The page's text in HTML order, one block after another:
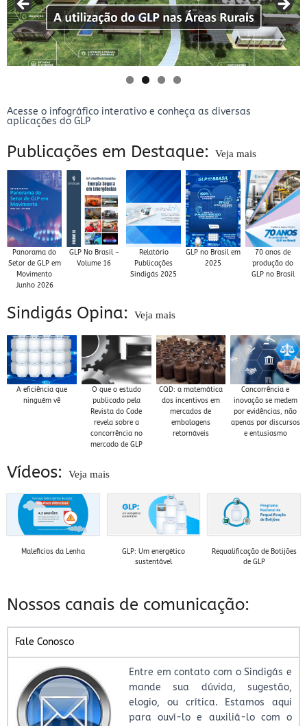
Acesse o infográfico interativo e conheça as diversas
aplicações do GLP
Publicações em Destaque: Veja mais
Panorama do
Setor de GLP em
Movimento
Junho 2026
GLP No Brasil –
Volume 16
Relatório
Publicações
Sindigás 2025
GLP no Brasil em
2025
70 anos de
produção do
GLP no Brasil
Sindigás Opina: Veja mais
A eficiência que
ninguém vê
O que o estudo
publicado pela
Revista do Cade
revela sobre a
concorrência no
mercado de GLP
CQD: a matemática
dos incentivos em
mercados de
embalagens
retornáveis
Concorrência e
inovação se medem
por evidências, não
apenas por discursos
e entusiasmo
Vídeos: Veja mais
Malefícios da Lenha
GLP: Um energético
sustentável
Requalificação de Botijões
de GLP
Nossos canais de comunicação:
Fale Conosco
Entre em contato com o Sindigás e
mande sua dúvida, sugestão,
elogio, ou crítica. Estamos aqui
para ouví-lo e auxiliá-lo com o